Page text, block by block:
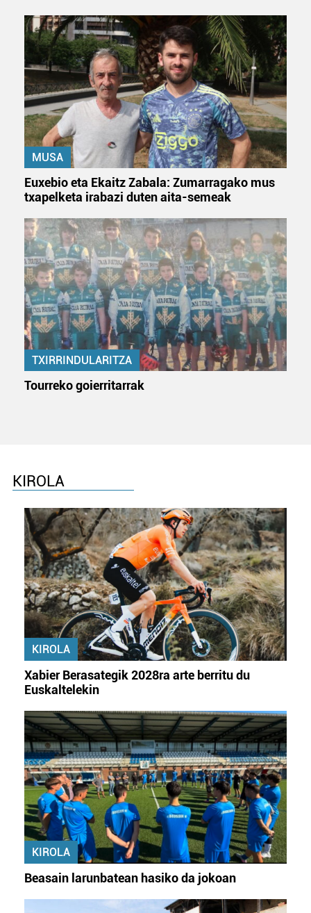
irakurri
MUSA
Euxebio eta Ekaitz Zabala: Zumarragako mus
txapelketa irabazi duten aita-semeak
TXIRRINDULARITZA
Tourreko goierritarrak
KIROLA
KIROLA
Xabier Berasategik 2028ra arte berritu du
Euskaltelekin
KIROLA
Beasain larunbatean hasiko da jokoan